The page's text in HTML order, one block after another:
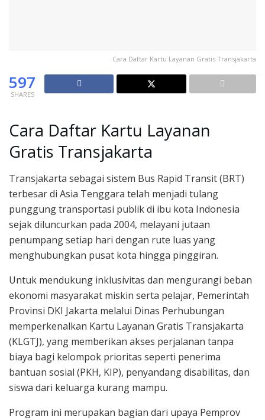
Cara Daftar Kartu Layanan Gratis Transjakarta
597
SHARES
Cara Daftar Kartu Layanan
Gratis Transjakarta
Transjakarta sebagai sistem Bus Rapid Transit (BRT)
terbesar di Asia Tenggara telah menjadi tulang
punggung transportasi publik di ibu kota Indonesia
sejak diluncurkan pada 2004, melayani jutaan
penumpang setiap hari dengan rute luas yang
menghubungkan pusat kota hingga pinggiran.
Untuk mendukung inklusivitas dan mengurangi beban
ekonomi masyarakat miskin serta pelajar, Pemerintah
Provinsi DKI Jakarta melalui Dinas Perhubungan
memperkenalkan Kartu Layanan Gratis Transjakarta
(KLGTJ), yang memberikan akses perjalanan tanpa
biaya bagi kelompok prioritas seperti penerima
bantuan sosial (PKH, KIP), penyandang disabilitas, dan
siswa dari keluarga kurang mampu.
Program ini merupakan bagian dari upaya Pemprov